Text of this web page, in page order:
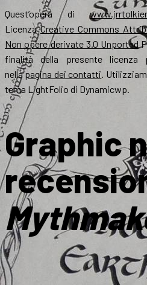
Quest’opera di
LicenzaCreative Commons
Non opere derivate 3.0 Unported
finalità della presente licenza
nellapagina dei contatti.
tema LightFolio di Dynamicwp.
Graphic